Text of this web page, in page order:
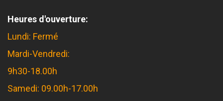
Heures d'ouverture:
Lundi: Fermé
Mardi-Vendredi:
9h30-18.00h
Samedi: 09.00h-17.00h